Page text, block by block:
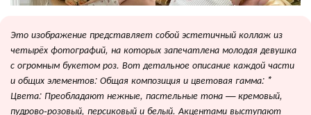
Это изображение представляет собой эстетичный коллаж из
четырёх фотографий, на которых запечатлена молодая девушка
с огромным букетом роз. Вот детальное описание каждой части
и общих элементов: Общая композиция и цветовая гамма: *
Цвета: Преобладают нежные, пастельные тона — кремовый,
пудрово-розовый, персиковый и белый. Акцентами выступают